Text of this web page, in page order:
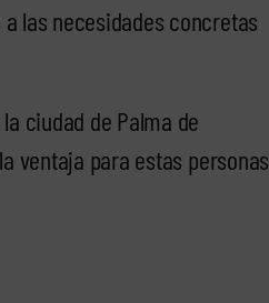
las necesidades concretas
ciudad de Palma de
ventaja para estas personas